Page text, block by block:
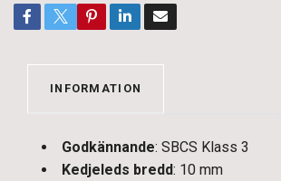
INFORMATION
Godkännande: SBCS Klass 3
Kedjeleds bredd: 10 mm